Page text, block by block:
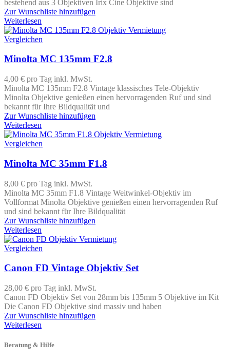
bestehend aus 3 Objektiven Irix Cine Objektive sind
Zur Wunschliste hinzufügen
Weiterlesen
Vergleichen
Minolta MC 135mm F2.8
4,00 € pro Tag inkl. MwSt.
Minolta MC 135mm F2.8 Vintage klassisches Tele-Objektiv
Minolta Objektive genießen einen hervorragenden Ruf und sind
bekannt für Ihre Bildqualität und
Zur Wunschliste hinzufügen
Weiterlesen
Vergleichen
Minolta MC 35mm F1.8
8,00 € pro Tag inkl. MwSt.
Minolta MC 35mm F1.8 Vintage Weitwinkel-Objektiv im
Vollformat Minolta Objektive genießen einen hervorragenden Ruf
und sind bekannt für Ihre Bildqualität
Zur Wunschliste hinzufügen
Weiterlesen
Vergleichen
Canon FD Vintage Objektiv Set
28,00 € pro Tag inkl. MwSt.
Canon FD Objektiv Set von 28mm bis 135mm 5 Objektive im Kit
Die Canon FD Objektive sind massiv und haben
Zur Wunschliste hinzufügen
Weiterlesen
Beratung & Hilfe